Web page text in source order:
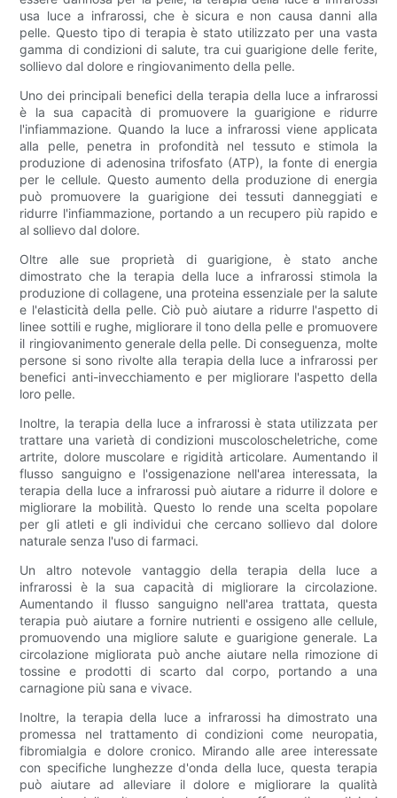
usa luce a infrarossi, che è sicura e non causa danni alla
pelle. Questo tipo di terapia è stato utilizzato per una vasta
gamma di condizioni di salute, tra cui guarigione delle ferite,
sollievo dal dolore e ringiovanimento della pelle.
Uno dei principali benefici della terapia della luce a infrarossi
è la sua capacità di promuovere la guarigione e ridurre
l'infiammazione. Quando la luce a infrarossi viene applicata
alla pelle, penetra in profondità nel tessuto e stimola la
produzione di adenosina trifosfato (ATP), la fonte di energia
per le cellule. Questo aumento della produzione di energia
può promuovere la guarigione dei tessuti danneggiati e
ridurre l'infiammazione, portando a un recupero più rapido e
al sollievo dal dolore.
Oltre alle sue proprietà di guarigione, è stato anche
dimostrato che la terapia della luce a infrarossi stimola la
produzione di collagene, una proteina essenziale per la salute
e l'elasticità della pelle. Ciò può aiutare a ridurre l'aspetto di
linee sottili e rughe, migliorare il tono della pelle e promuovere
il ringiovanimento generale della pelle. Di conseguenza, molte
persone si sono rivolte alla terapia della luce a infrarossi per
benefici anti-invecchiamento e per migliorare l'aspetto della
loro pelle.
Inoltre, la terapia della luce a infrarossi è stata utilizzata per
trattare una varietà di condizioni muscoloscheletriche, come
artrite, dolore muscolare e rigidità articolare. Aumentando il
flusso sanguigno e l'ossigenazione nell'area interessata, la
terapia della luce a infrarossi può aiutare a ridurre il dolore e
migliorare la mobilità. Questo lo rende una scelta popolare
per gli atleti e gli individui che cercano sollievo dal dolore
naturale senza l'uso di farmaci.
Un altro notevole vantaggio della terapia della luce a
infrarossi è la sua capacità di migliorare la circolazione.
Aumentando il flusso sanguigno nell'area trattata, questa
terapia può aiutare a fornire nutrienti e ossigeno alle cellule,
promuovendo una migliore salute e guarigione generale. La
circolazione migliorata può anche aiutare nella rimozione di
tossine e prodotti di scarto dal corpo, portando a una
carnagione più sana e vivace.
Inoltre, la terapia della luce a infrarossi ha dimostrato una
promessa nel trattamento di condizioni come neuropatia,
fibromialgia e dolore cronico. Mirando alle aree interessate
con specifiche lunghezze d'onda della luce, questa terapia
può aiutare ad alleviare il dolore e migliorare la qualità